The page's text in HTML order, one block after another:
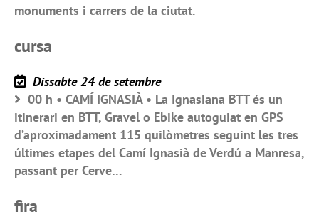
monuments i carrers de la ciutat.
cursa
Dissabte 24 de setembre
00 h • CAMÍ IGNASIÀ • La Ignasiana BTT és un
itinerari en BTT, Gravel o Ebike autoguiat en GPS
d’aproximadament 115 quilòmetres seguint les tres
últimes etapes del Camí Ignasià de Verdú a Manresa,
passant per Cerve…
fira